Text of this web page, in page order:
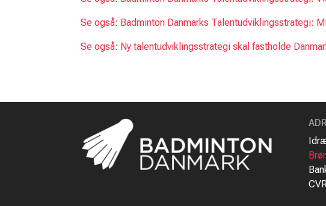
Se også: Badminton Danmarks Talentudviklingsstrategi:
Se også: Ny talentudviklingsstrategi skal fastholde